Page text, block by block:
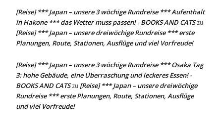
[Reise] *** Japan – unsere 3 wöchige Rundreise *** Aufenthalt
in Hakone *** das Wetter muss passen! - BOOKS AND CATSzu
[Reise] *** Japan – unsere dreiwöchige Rundreise *** erste
Planungen, Route, Stationen, Ausflüge und viel Vorfreude!
[Reise] *** Japan – unsere 3 wöchige Rundreise *** Osaka Tag
3: hohe Gebäude, eine Überraschung und leckeres Essen! -
BOOKS AND CATSzu [Reise] *** Japan – unsere dreiwöchige
Rundreise *** erste Planungen, Route, Stationen, Ausflüge
und viel Vorfreude!